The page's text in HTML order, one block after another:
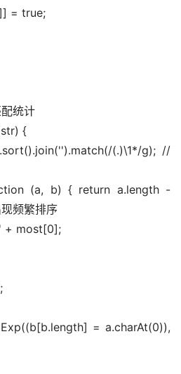
= true;
统计
{
(.)\1*/g); //
(a, b) { return a.length -
频繁排序
+ most[0];
= a.charAt(0)),